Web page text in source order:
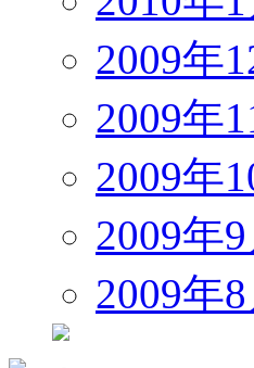
2009年
2009年
2009年
2009年
2009年